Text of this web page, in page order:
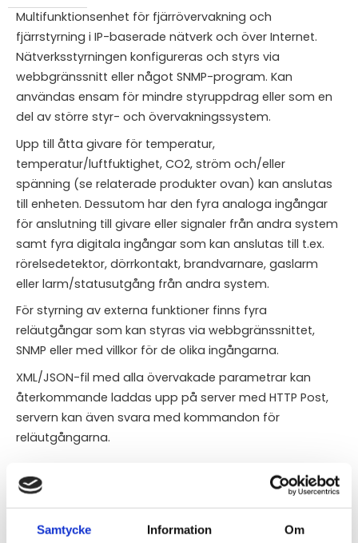
Samtycke Information Om
Multifunktionsenhet för fjärrövervakning och
fjärrstyrning i IP-baserade nätverk och över Internet.
Nätverksstyrningen konfigureras och styrs via
webbgränssnitt eller något SNMP-program. Kan
användas ensam för mindre styruppdrag eller som en
del av större styr- och övervakningssystem.
Upp till åtta givare för temperatur,
temperatur/luftfuktighet, CO2, ström och/eller
spänning (se relaterade produkter ovan) kan anslutas
till enheten. Dessutom har den fyra analoga ingångar
för anslutning till givare eller signaler från andra system
samt fyra digitala ingångar som kan anslutas till t.ex.
rörelsedetektor, dörrkontakt, brandvarnare, gaslarm
eller larm/statusutgång från andra system.
För styrning av externa funktioner finns fyra
reläutgångar som kan styras via webbgränssnittet,
SNMP eller med villkor för de olika ingångarna.
XML/JSON-fil med alla övervakade parametrar kan
återkommande laddas upp på server med HTTP Post,
servern kan även svara med kommandon för
reläutgångarna.
STÄLL EN FRÅGA OM PRODUKTEN